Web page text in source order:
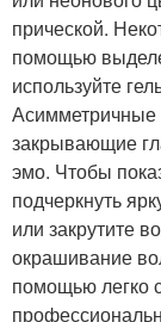
прической.
помощью
используйте
Асимметричные
закрывающие
эмо. Чтобы
подчеркнуть
или закрутите
окрашивание
помощью легко